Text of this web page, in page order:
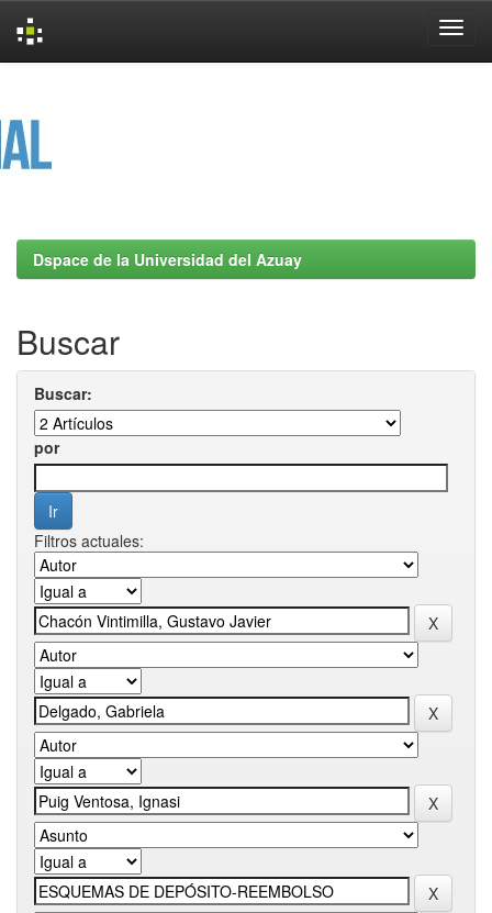
Dspace de la Universidad del Azuay
Buscar
Buscar:
por
Filtros actuales: